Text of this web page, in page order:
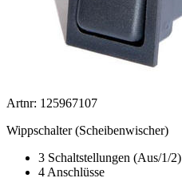
Artnr: 125967107
Wippschalter (Scheibenwischer)
3 Schaltstellungen (Aus/1/2)
4 Anschlüsse